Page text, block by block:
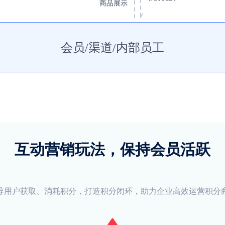
商品展示
会员/渠道/内部员工
互动营销玩法，保持会员活跃
用户获取、消耗积分，打造积分闭环，助力企业高效运营积分